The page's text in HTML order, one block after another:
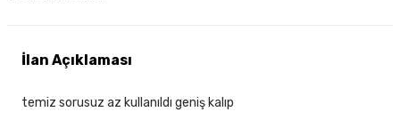
İlan Açıklaması
temiz sorusuz az kullanıldı geniş kalıp